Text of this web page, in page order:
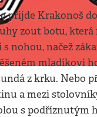
přijde Krakonoš
zout botu, která
s nohou, načež
mladíkovi
z krku. Nebo
a mezi
s podříznutým